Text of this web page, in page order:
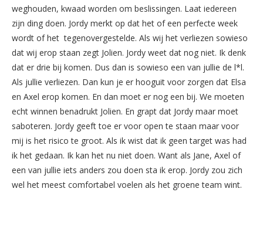
weghouden, kwaad worden om beslissingen. Laat iedereen
zijn ding doen. Jordy merkt op dat het of een perfecte week
wordt of het tegenovergestelde. Als wij het verliezen sowieso
dat wij erop staan zegt Jolien. Jordy weet dat nog niet. Ik denk
dat er drie bij komen. Dus dan is sowieso een van jullie de l*l.
Als jullie verliezen. Dan kun je er hooguit voor zorgen dat Elsa
en Axel erop komen. En dan moet er nog een bij. We moeten
echt winnen benadrukt Jolien. En grapt dat Jordy maar moet
saboteren. Jordy geeft toe er voor open te staan maar voor
mij is het risico te groot. Als ik wist dat ik geen target was had
ik het gedaan. Ik kan het nu niet doen. Want als Jane, Axel of
een van jullie iets anders zou doen sta ik erop. Jordy zou zich
wel het meest comfortabel voelen als het groene team wint.